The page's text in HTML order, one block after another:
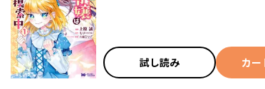
試し読み カー